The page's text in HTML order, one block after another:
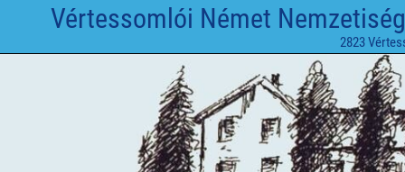
Vértessomlói Német
2823